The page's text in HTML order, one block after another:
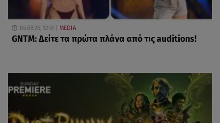
05.08.26, 12:51 MEDIA
GNTM: Δείτε τα πρώτα πλάνα από τις auditions!